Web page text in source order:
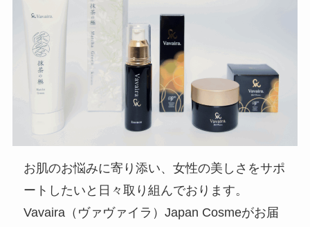
お肌のお悩みに寄り添い、女性の美しさをサポ
ートしたいと日々取り組んでおります。
Vavaira（ヴァヴァイラ）Japan Cosmeがお届